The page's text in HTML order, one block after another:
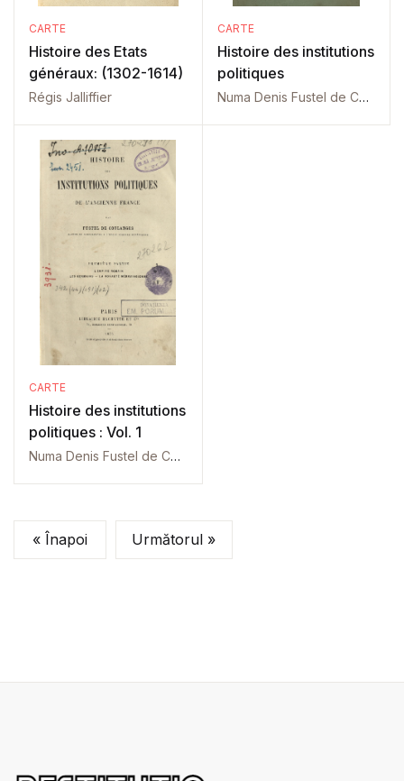
CARTE
Histoire des Etats
généraux: (1302-1614)
Régis Jalliffier
CARTE
Histoire des institutions
politiques
Numa Denis Fustel de Coulanges
CARTE
Histoire des institutions
politiques : Vol. 1
Numa Denis Fustel de Coulanges
« Înapoi Următorul »